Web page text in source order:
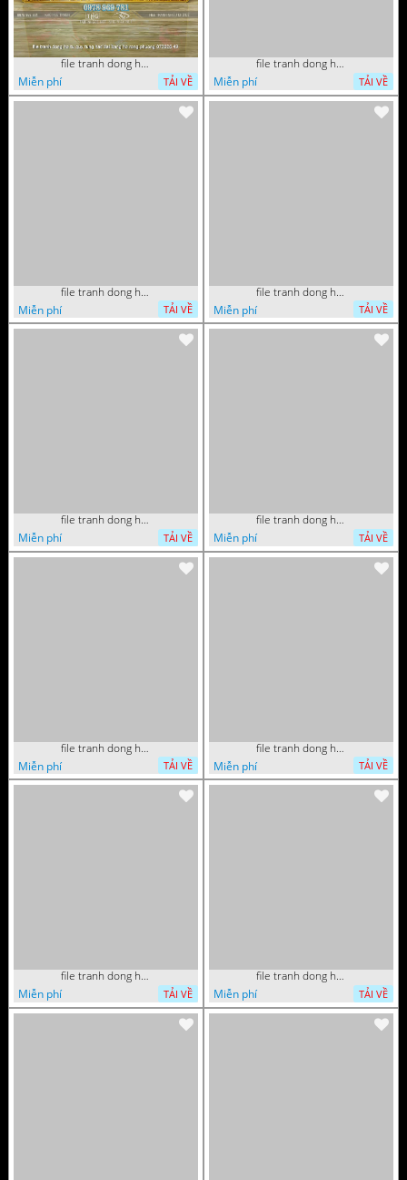
file tranh dong ho tu quy tung hac dai bang ho rong phuong 072026 49
Miễn phí
TẢI VỀ
file tranh dong ho tu quy tung hac dai bang ho rong phuong 072026 34
Miễn phí
TẢI VỀ
file tranh dong ho tu quy tung hac dai bang ho rong phuong 072026 11
Miễn phí
TẢI VỀ
file tranh dong ho tri an thay co ngay nha giao viet nam 20 thang 11 072026 77
Miễn phí
TẢI VỀ
file tranh dong ho tri an thay co ngay nha giao viet nam 20 thang 11 072026 54
Miễn phí
TẢI VỀ
file tranh dong ho tri an thay co ngay nha giao viet nam 20 thang 11 072026 39
Miễn phí
TẢI VỀ
file tranh dong ho tri an thay co ngay nha giao viet nam 20 thang 11 072026 16
Miễn phí
TẢI VỀ
file tranh dong ho tri an thay co ngay nha giao viet nam 20 thang 11 072026 01
Miễn phí
TẢI VỀ
file tranh dong ho thuan buom xuoi gio phong thuy 072026 27
Miễn phí
TẢI VỀ
file tranh dong ho thuan buom xuoi gio phong thuy 072026 12
Miễn phí
TẢI VỀ